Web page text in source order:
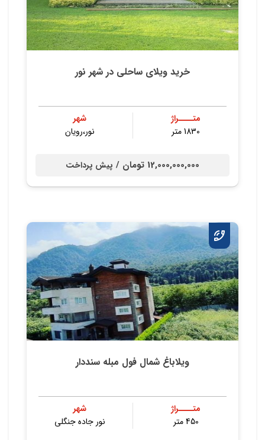
خرید ویلای ساحلی در شهر نور
متــــراژ
1830 متر
شهر
نور،رویان
12,000,000,000 تومان / پیش پرداخت
ویلاباغ شمال فول مبله سنددار
متــــراژ
450 متر
شهر
نور جاده جنگلی